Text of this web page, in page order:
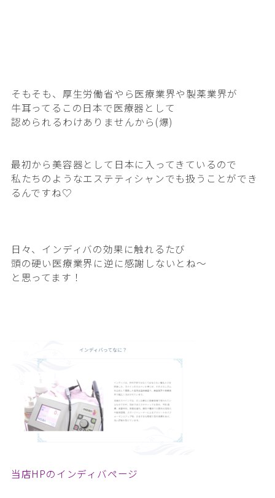
そもそも、厚生労働省やら医療業界や製薬業界が
牛耳ってるこの日本で医療器として
認められるわけありませんから(爆)
最初から美容器として日本に入ってきているので
私たちのようなエステティシャンでも扱うことができ
るんですね♡
日々、インディバの効果に触れるたび
頭の硬い医療業界に逆に感謝しないとね〜
と思ってます！
当店HPのインディバページ